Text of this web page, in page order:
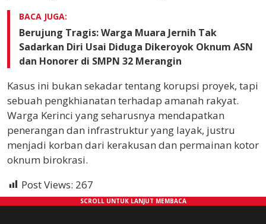
BACA JUGA:
Berujung Tragis: Warga Muara Jernih Tak
Sadarkan Diri Usai Diduga Dikeroyok Oknum ASN
dan Honorer di SMPN 32 Merangin
Kasus ini bukan sekadar tentang korupsi proyek, tapi
sebuah pengkhianatan terhadap amanah rakyat.
Warga Kerinci yang seharusnya mendapatkan
penerangan dan infrastruktur yang layak, justru
menjadi korban dari kerakusan dan permainan kotor
oknum birokrasi.
Post Views: 267